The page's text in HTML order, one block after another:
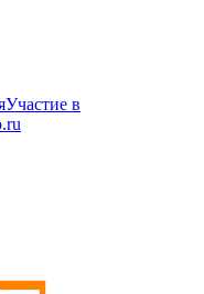
Участие в